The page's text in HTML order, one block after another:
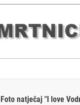
Foto natječaj "I love